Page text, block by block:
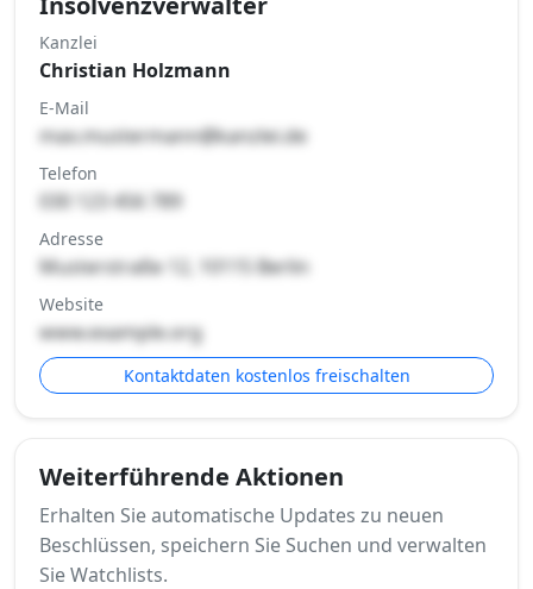
Kanzlei
Christian Holzmann
E-Mail
max.mustermann@kanzlei.de
Telefon
030 123 456 789
Adresse
Musterstraße 12, 10115 Berlin
Website
www.example.org
Kontaktdaten kostenlos freischalten
Weiterführende Aktionen
Erhalten Sie automatische Updates zu neuen
Beschlüssen, speichern Sie Suchen und verwalten
Sie Watchlists.